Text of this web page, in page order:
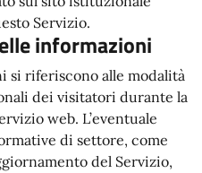
Servizio.
informazioni
si riferiscono alle modalità
dei visitatori durante la
web. L’eventuale
di settore, come
del Servizio,